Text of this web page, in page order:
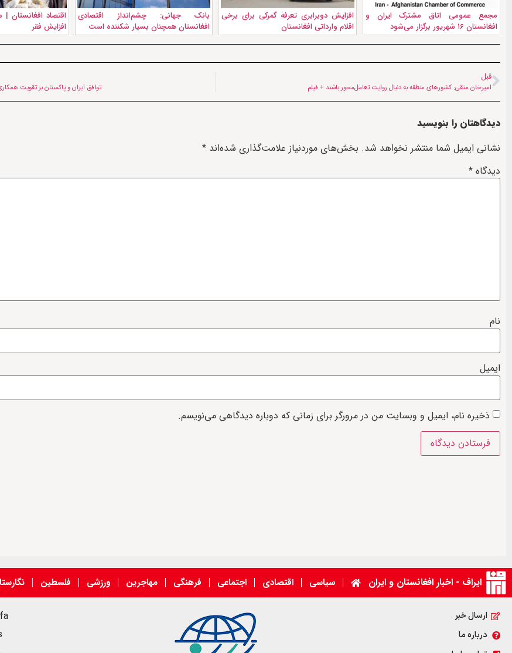
مجمع عمومی اتاق مشترک ایران و
افغانستان ۱۶ شهریور برگزار می‌شود
افزایش دوبرابری تعرفه گمرکی برای برخی
اقلام وارداتی افغانستان
بانک جهانی: چشم‌انداز اقتصادی
افغانستان همچنان بسیار شکننده است
اقتصاد
افزایش فقر
قبل
امیرخان متقی: کشورهای منطقه به دنبال روایت تعامل‌محور باشند + فیلم توافق ایران و پاکستان بر تقویت
دیدگاهتان را بنویسید
نشانی ایمیل شما منتشر نخواهد شد. بخش‌های موردنیاز علامت‌گذاری شده‌اند *
دیدگاه *
نام
ایمیل
ذخیره نام، ایمیل و وبسایت من در مرورگر برای زمانی که دوباره دیدگاهی می‌نویسم.
ایراف - اخبار افغانستان و ایران سیاسی اقتصادی اجتماعی فرهنگی مهاجرین ورزشی فلسطین
ارسال خبر
درباره ما